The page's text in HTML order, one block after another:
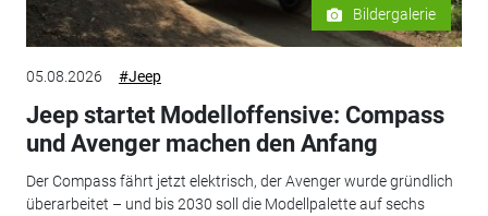
Bildergalerie
05.08.2026 #Jeep
Jeep startet Modelloffensive: Compass
und Avenger machen den Anfang
Der Compass fährt jetzt elektrisch, der Avenger wurde gründlich
überarbeitet – und bis 2030 soll die Modellpalette auf sechs